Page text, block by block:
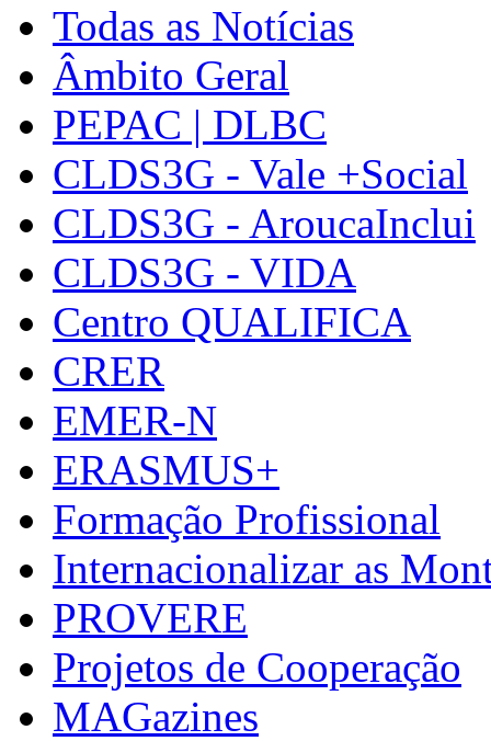
Todas as Notícias
Âmbito Geral
PEPAC | DLBC
CLDS3G - Vale +Social
CLDS3G - AroucaInclui
CLDS3G - VIDA
Centro QUALIFICA
CRER
EMER-N
ERASMUS+
Formação Profissional
Internacionalizar as
PROVERE
Projetos de Cooperação
MAGazines